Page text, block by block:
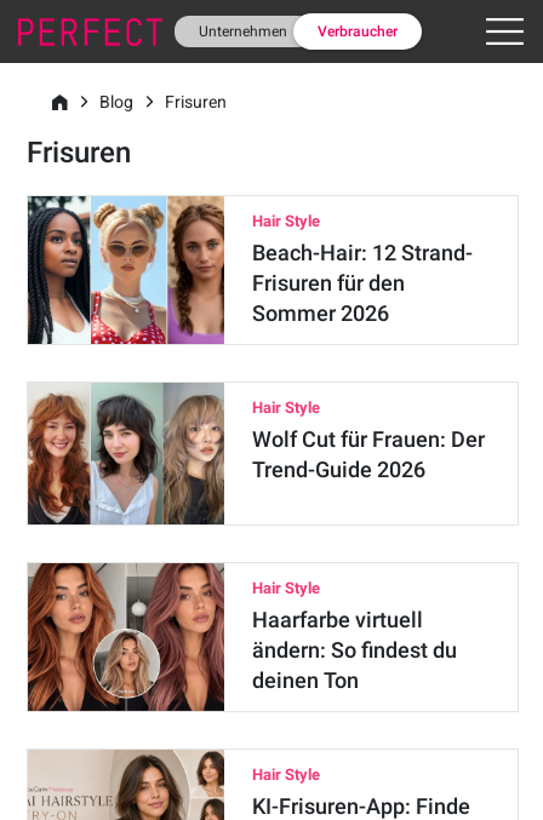
Unternehmen Verbraucher
Blog Frisuren
Frisuren
Hair Style
Beach-Hair: 12 Strand-
Frisuren für den
Sommer 2026
Hair Style
Wolf Cut für Frauen: Der
Trend-Guide 2026
Hair Style
Haarfarbe virtuell
ändern: So findest du
deinen Ton
Hair Style
KI-Frisuren-App: Finde